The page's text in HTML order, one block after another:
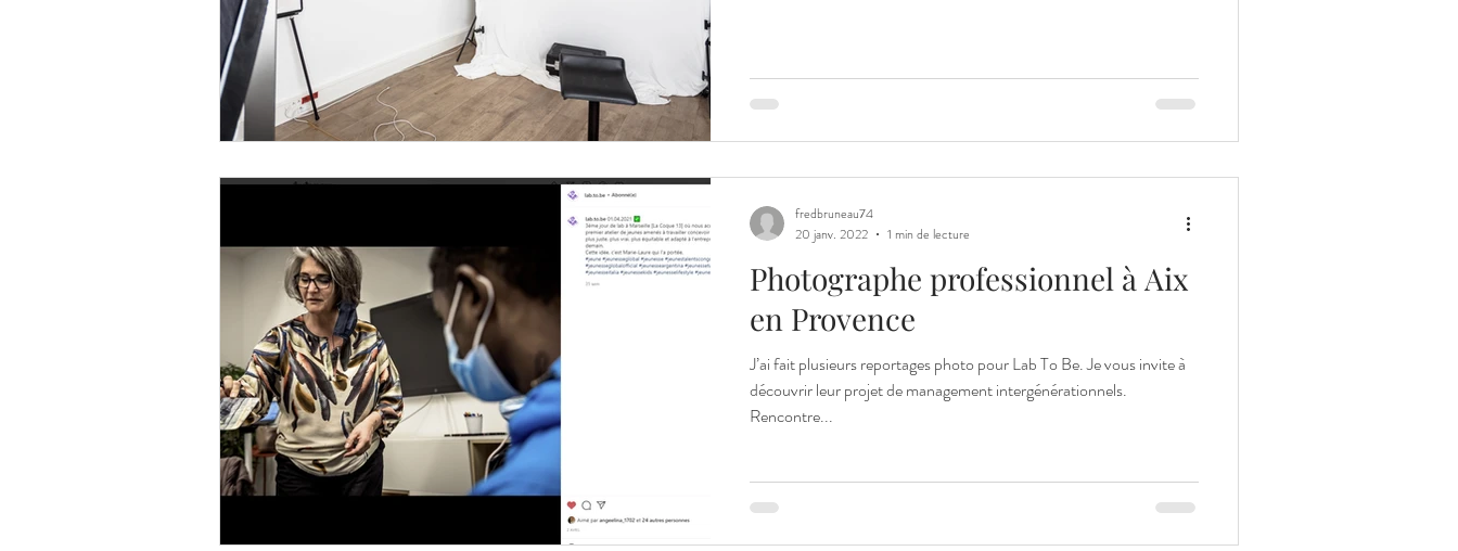
Photographe professionnel à Aix
en Provence
J’ai fait plusieurs reportages photo pour Lab To Be. Je vous invite à
découvrir leur projet de management intergénérationnels.
Rencontre...
fredbruneau74
20 janv. 2022
1 min de lecture